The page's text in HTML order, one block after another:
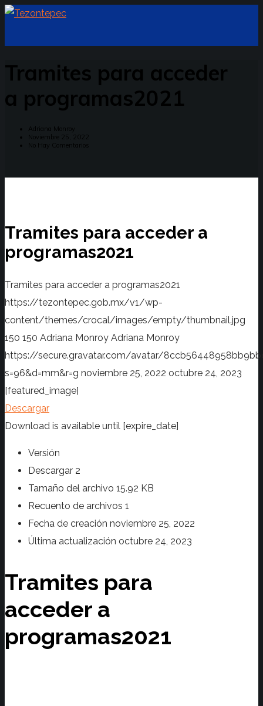
Tramites para acceder
a programas2021
Adriana Monroy
Noviembre 25, 2022
No Hay Comentarios
Tramites para acceder a
programas2021
Tramites para acceder a programas2021
https://tezontepec.gob.mx/v1/wp-
content/themes/crocal/images/empty/thumbnail.jpg
150 150 Adriana Monroy Adriana Monroy
https://secure.gravatar.com/avatar/
s=96&d=mm&r=g noviembre 25, 2022 octubre 24, 2023
[featured_image]
Descargar
Download is available until [expire_date]
Versión
Descargar 2
Tamaño del archivo 15.92 KB
Recuento de archivos 1
Fecha de creación noviembre 25, 2022
Última actualización octubre 24, 2023
Tramites para
acceder a
programas2021